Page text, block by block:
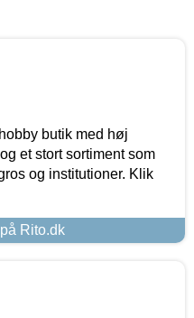
butik med høj
et stort sortiment som
og institutioner. Klik
Rito.dk